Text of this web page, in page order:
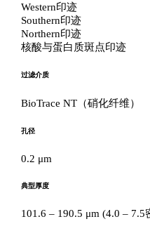
Western印迹
Southern印迹
Northern印迹
核酸与蛋白质斑点印迹
过滤介质
BioTrace NT（硝化纤维）
孔径
0.2 μm
典型厚度
101.6 – 190.5 μm (4.0 – 7.5